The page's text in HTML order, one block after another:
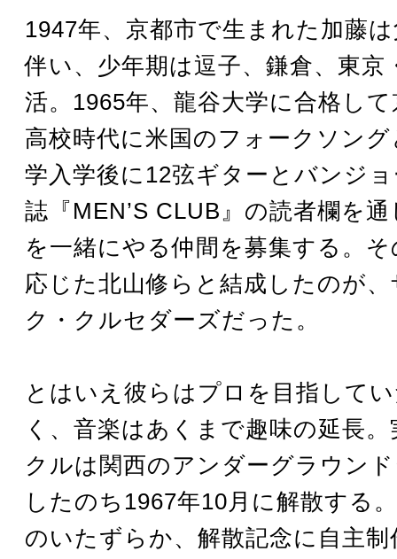
1947年、京都市で生まれた加藤
伴い、少年期は逗子、鎌倉、東京
活。1965年、龍谷大学に合格し
高校時代に米国のフォークソン
学入学後に12弦ギターとバンジ
誌『MEN’S CLUB』の読者欄を
を一緒にやる仲間を募集する。
応じた北山修らと結成したのが
ク・クルセダーズだった。
とはいえ彼らはプロを目指して
く、音楽はあくまで趣味の延長
クルは関西のアンダーグラウン
したのち1967年10月に解散する
のいたずらか、解散記念に自主